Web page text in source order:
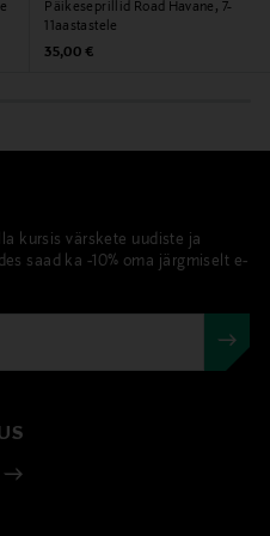
Päikeseprillid Road Havane, 7-
11aastastele
Original Price
35,00 €
kursis värskete uudiste ja
saad ka -10% oma järgmiselt e-